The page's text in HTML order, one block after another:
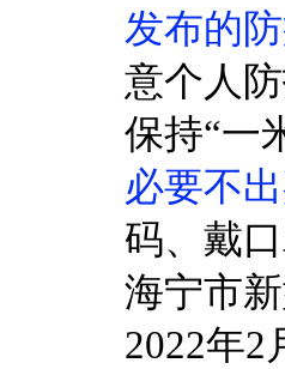
发布的
意个人
保持“一
必要不
码、戴
海宁市
2022年2